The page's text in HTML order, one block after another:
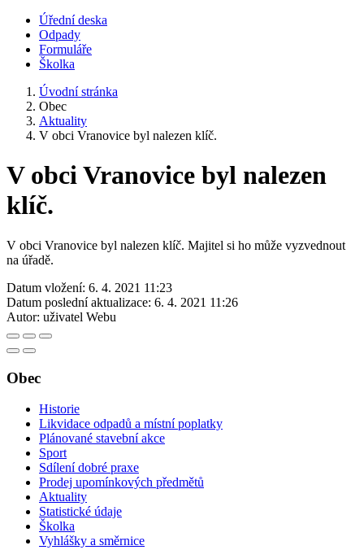
Úřední deska
Odpady
Formuláře
Školka
Úvodní stránka
Obec
Aktuality
V obci Vranovice byl nalezen klíč.
V obci Vranovice byl nalezen
klíč.
V obci Vranovice byl nalezen klíč. Majitel si ho může vyzvednout
na úřadě.
Datum vložení: 6. 4. 2021 11:23
Datum poslední aktualizace: 6. 4. 2021 11:26
Autor: uživatel Webu
Obec
Historie
Likvidace odpadů a místní poplatky
Plánované stavební akce
Sport
Sdílení dobré praxe
Prodej upomínkových předmětů
Aktuality
Statistické údaje
Školka
Vyhlášky a směrnice